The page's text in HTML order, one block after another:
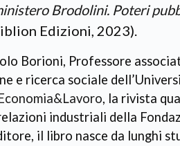
Brodolini. Poteri
Edizioni, 2023).
Borioni, Professore
e ricerca sociale
, la rivista
industriali della
il libro nasce da lunghi